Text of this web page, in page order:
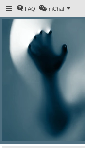
FAQ mChat